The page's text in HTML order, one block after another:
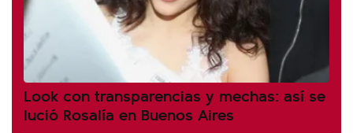
Look con transparencias y mechas: así se
lució Rosalía en Buenos Aires